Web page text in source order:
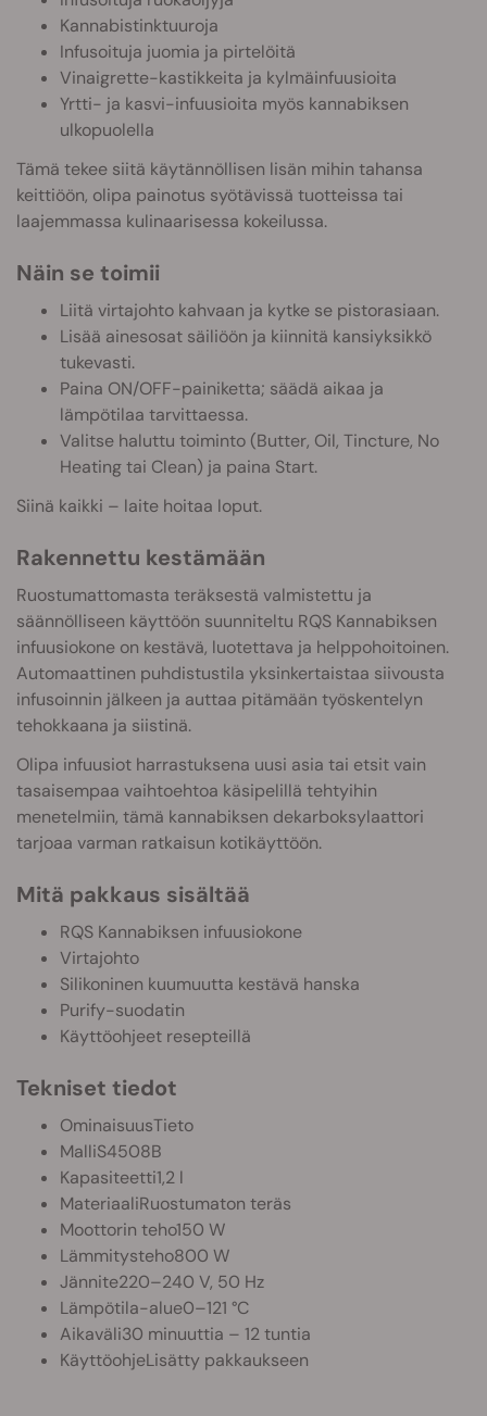
Kannabistinktuuroja
Infusoituja juomia ja pirtelöitä
Vinaigrette-kastikkeita ja kylmäinfuusioita
Yrtti- ja kasvi-infuusioita myös kannabiksen
ulkopuolella
Tämä tekee siitä käytännöllisen lisän mihin tahansa
keittiöön, olipa painotus syötävissä tuotteissa tai
laajemmassa kulinaarisessa kokeilussa.
Näin se toimii
Liitä virtajohto kahvaan ja kytke se pistorasiaan.
Lisää ainesosat säiliöön ja kiinnitä kansiyksikkö
tukevasti.
Paina ON/OFF-painiketta; säädä aikaa ja
lämpötilaa tarvittaessa.
Valitse haluttu toiminto (Butter, Oil, Tincture, No
Heating tai Clean) ja paina Start.
Siinä kaikki – laite hoitaa loput.
Rakennettu kestämään
Ruostumattomasta teräksestä valmistettu ja
säännölliseen käyttöön suunniteltu RQS Kannabiksen
infuusiokone on kestävä, luotettava ja helppohoitoinen.
Automaattinen puhdistustila yksinkertaistaa siivousta
infusoinnin jälkeen ja auttaa pitämään työskentelyn
tehokkaana ja siistinä.
Olipa infuusiot harrastuksena uusi asia tai etsit vain
tasaisempaa vaihtoehtoa käsipelillä tehtyihin
menetelmiin, tämä kannabiksen dekarboksylaattori
tarjoaa varman ratkaisun kotikäyttöön.
Mitä pakkaus sisältää
RQS Kannabiksen infuusiokone
Virtajohto
Silikoninen kuumuutta kestävä hanska
Purify-suodatin
Käyttöohjeet resepteillä
Tekniset tiedot
OminaisuusTieto
MalliS4508B
Kapasiteetti1,2 l
MateriaaliRuostumaton teräs
Moottorin teho150 W
Lämmitysteho800 W
Jännite220–240 V, 50 Hz
Lämpötila-alue0–121 °C
Aikaväli30 minuuttia – 12 tuntia
KäyttöohjeLisätty pakkaukseen